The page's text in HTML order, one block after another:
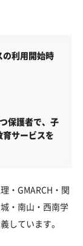
利用開始時
保護者で、子
サービスを
・GMARCH・関
・南山・西南学
しています。